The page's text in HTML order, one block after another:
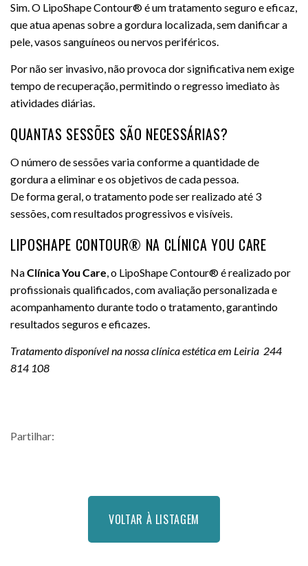
Sim. O LipoShape Contour® é um tratamento seguro e eficaz,
que atua apenas sobre a gordura localizada, sem danificar a
pele, vasos sanguíneos ou nervos periféricos.
Por não ser invasivo, não provoca dor significativa nem exige
tempo de recuperação, permitindo o regresso imediato às
atividades diárias.
QUANTAS SESSÕES SÃO NECESSÁRIAS?
O número de sessões varia conforme a quantidade de
gordura a eliminar e os objetivos de cada pessoa.
De forma geral, o tratamento pode ser realizado até 3
sessões, com resultados progressivos e visíveis.
LIPOSHAPE CONTOUR® NA CLÍNICA YOU CARE
NaClínica You Care, o LipoShape Contour® é realizado por
profissionais qualificados, com avaliação personalizada e
acompanhamento durante todo o tratamento, garantindo
resultados seguros e eficazes.
Tratamento disponível na nossa clínica estética em Leiria 244
814 108
Partilhar:
VOLTAR À LISTAGEM